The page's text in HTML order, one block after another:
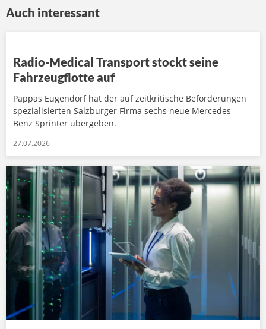
Auch interessant
Radio-Medical Transport stockt seine
Fahrzeugflotte auf
Pappas Eugendorf hat der auf zeitkritische Beförderungen
spezialisierten Salzburger Firma sechs neue Mercedes-
Benz Sprinter übergeben.
27.07.2026